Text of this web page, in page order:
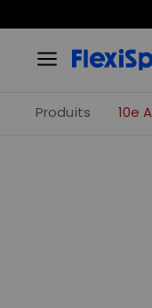
Produits 10e